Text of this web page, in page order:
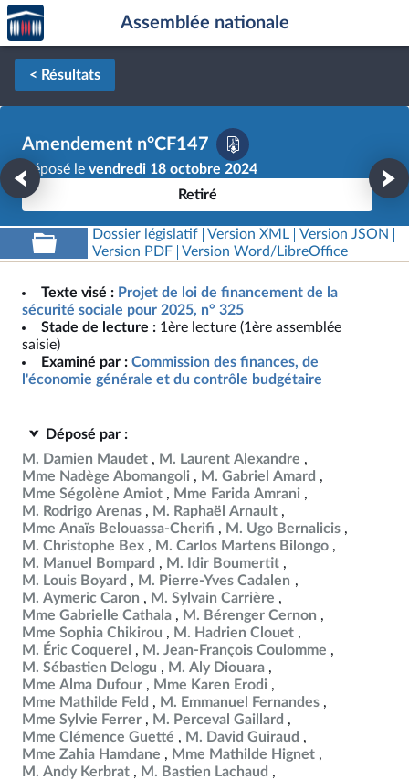
Aller au contenu
Aller en bas de la page
Accèder
à la
page
d'accueil
Assemblée nationale
< Résultats
Amendement n°CF147
Déposé le vendredi 18 octobre 2024
Retiré
Dossier législatif Version XML
Version JSON
Version PDF
Version Word/LibreOffice
Texte visé : Projet de loi de financement de la
sécurité sociale pour 2025, n° 325
Stade de lecture : 1ère lecture (1ère assemblée
saisie)
Examiné par : Commission des finances, de
l'économie générale et du contrôle budgétaire
Déposé par :
M. Damien Maudet
M. Laurent Alexandre
Mme Nadège Abomangoli
M. Gabriel Amard
Mme Ségolène Amiot
Mme Farida Amrani
M. Rodrigo Arenas
M. Raphaël Arnault
Mme Anaïs Belouassa-Cherifi
M. Ugo Bernalicis
M. Christophe Bex
M. Carlos Martens Bilongo
M. Manuel Bompard
M. Idir Boumertit
M. Louis Boyard
M. Pierre-Yves Cadalen
M. Aymeric Caron
M. Sylvain Carrière
Mme Gabrielle Cathala
M. Bérenger Cernon
Mme Sophia Chikirou
M. Hadrien Clouet
M. Éric Coquerel
M. Jean-François Coulomme
M. Sébastien Delogu
M. Aly Diouara
Mme Alma Dufour
Mme Karen Erodi
Mme Mathilde Feld
M. Emmanuel Fernandes
Mme Sylvie Ferrer
M. Perceval Gaillard
Mme Clémence Guetté
M. David Guiraud
Mme Zahia Hamdane
Mme Mathilde Hignet
M. Andy Kerbrat
M. Bastien Lachaud